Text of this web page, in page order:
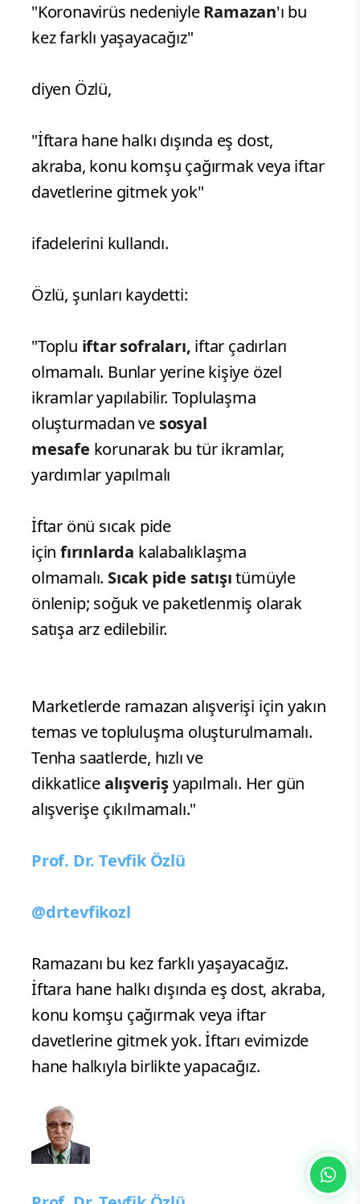
"Koronavirüs nedeniyleRamazan'ı bu
kez farklı yaşayacağız"
diyen Özlü,
"İftara hane halkı dışında eş dost,
akraba, konu komşu çağırmak veya iftar
davetlerine gitmek yok"
ifadelerini kullandı.
Özlü, şunları kaydetti:
"Toplu iftar sofraları, iftar çadırları
olmamalı. Bunlar yerine kişiye özel
ikramlar yapılabilir. Toplulaşma
oluşturmadan ve sosyal
mesafe korunarak bu tür ikramlar,
yardımlar yapılmalı
İftar önü sıcak pide
için fırınlarda kalabalıklaşma
olmamalı. Sıcak pide satışıtümüyle
önlenip; soğuk ve paketlenmiş olarak
satışa arz edilebilir.
Marketlerde ramazan alışverişi için yakın
temas ve topluluşma oluşturulmamalı.
Tenha saatlerde, hızlı ve
dikkatlicealışverişyapılmalı. Her gün
alışverişe çıkılmamalı."
Prof. Dr. Tevfik Özlü
@drtevfikozl
Ramazanı bu kez farklı yaşayacağız.
İftara hane halkı dışında eş dost, akraba,
konu komşu çağırmak veya iftar
davetlerine gitmek yok. İftarı evimizde
hane halkıyla birlikte yapacağız.